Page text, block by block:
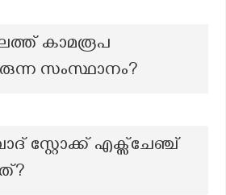
കാമരൂപ
സംസ്ഥാനം?
സ്റ്റോക്ക് എക്സ്ചേഞ്ച്